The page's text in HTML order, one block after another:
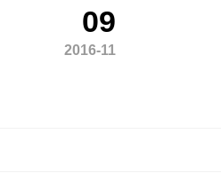
09
2016-11